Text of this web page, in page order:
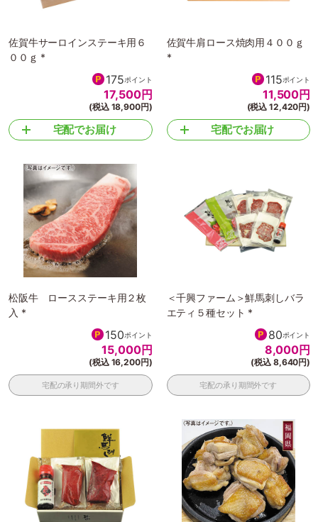
佐賀牛サーロインステーキ用６
００ｇ *
175ポイント
17,500円
(税込 18,900円)
宅配でお届け
佐賀牛肩ロース焼肉用４００ｇ
*
115ポイント
11,500円
(税込 12,420円)
宅配でお届け
松阪牛 ロースステーキ用２枚
入 *
150ポイント
15,000円
(税込 16,200円)
宅配の承り期間外です
＜千興ファーム＞鮮馬刺しバラ
エティ５種セット *
80ポイント
8,000円
(税込 8,640円)
宅配の承り期間外です